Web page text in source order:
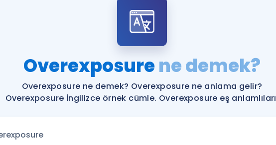
YDS ve YÖKDİL Puan
YDS ve YÖKDİL'e
Tüm ÖSYM Sınavları
Remzi
Overexposurene demek?
Overexposure ne demek? Overexposure ne anlama gelir?
Overexposure İngilizce örnek cümle. Overexposure eş